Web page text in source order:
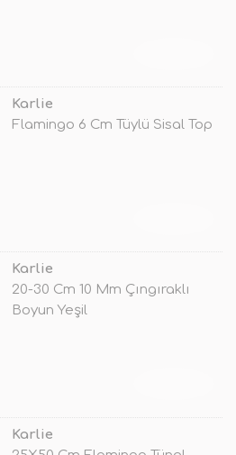
Karlie
Flamingo 6 Cm Tüylü Sisal Top
Karlie
20-30 Cm 10 Mm Çıngıraklı
Boyun Yeşil
Karlie